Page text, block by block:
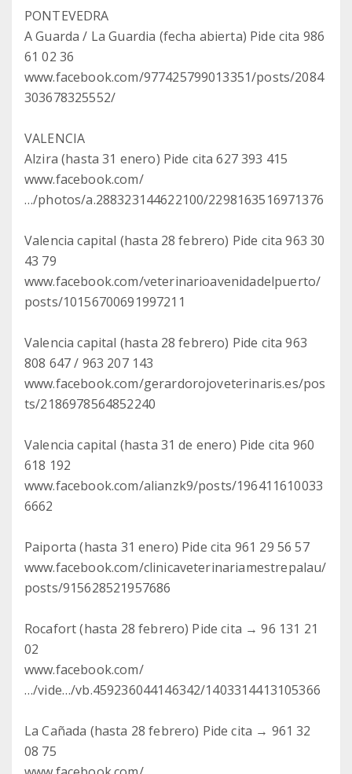
PONTEVEDRA
A Guarda / La Guardia (fecha abierta) Pide cita 986
61 02 36
www.facebook.com/977425799013351/posts/2084
303678325552/
VALENCIA
Alzira (hasta 31 enero) Pide cita 627 393 415
www.facebook.com/
…/photos/a.288323144622100/2298163516971376
Valencia capital (hasta 28 febrero) Pide cita 963 30
43 79
www.facebook.com/veterinarioavenidadelpuerto/
posts/10156700691997211
Valencia capital (hasta 28 febrero) Pide cita 963
808 647 / 963 207 143
www.facebook.com/gerardorojoveterinaris.es/pos
ts/2186978564852240
Valencia capital (hasta 31 de enero) Pide cita 960
618 192
www.facebook.com/alianzk9/posts/196411610033
6662
Paiporta (hasta 31 enero) Pide cita 961 29 56 57
www.facebook.com/clinicaveterinariamestrepalau/
posts/915628521957686
Rocafort (hasta 28 febrero) Pide cita → 96 131 21
02
www.facebook.com/
…/vide…/vb.459236044146342/1403314413105366
La Cañada (hasta 28 febrero) Pide cita → 961 32
08 75